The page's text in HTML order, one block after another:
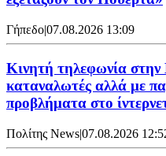
Γήπεδο|07.08.2026 13:09
Κινητή τηλεφωνία στην
καταναλωτές αλλά με
προβλήματα στο
Πολίτης News|07.08.2026